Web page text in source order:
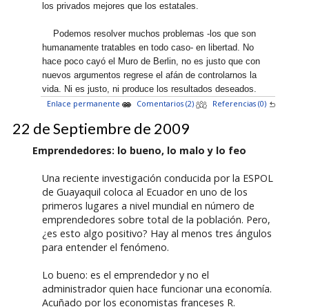
los privados mejores que los estatales.
Podemos resolver muchos problemas -los que son
humanamente tratables en todo caso- en libertad. No
hace poco cayó el Muro de Berlin, no es justo que con
nuevos argumentos regrese el afán de controlarnos la
vida. Ni es justo, ni produce los resultados deseados.
Enlace permanente
Comentarios (2) Referencias (0)
22 de Septiembre de 2009
Emprendedores: lo bueno, lo malo y lo feo
Una reciente investigación conducida por la ESPOL
de Guayaquil coloca al Ecuador en uno de los
primeros lugares a nivel mundial en número de
emprendedores sobre total de la población. Pero,
¿es esto algo positivo? Hay al menos tres ángulos
para entender el fenómeno.
Lo bueno: es el emprendedor y no el
administrador quien hace funcionar una economía.
Acuñado por los economistas franceses R.